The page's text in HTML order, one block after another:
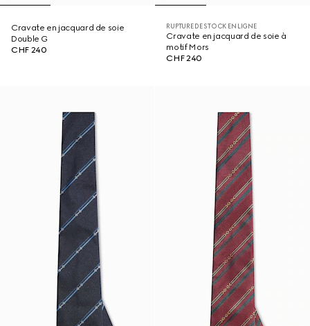
Cravate en jacquard de soie
Double G
CHF 240
RUPTURE DE STOCK EN LIGNE
Cravate en jacquard de soie à
motif Mors
CHF 240